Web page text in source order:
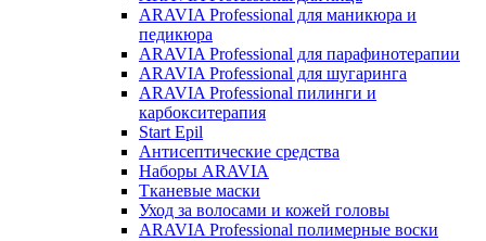
ARAVIA Professional для маникюра и
педикюра
ARAVIA Professional для парафинотерапии
ARAVIA Professional для шугаринга
ARAVIA Professional пилинги и
карбокситерапия
Start Epil
Антисептические средства
Наборы ARAVIA
Тканевые маски
Уход за волосами и кожей головы
ARAVIA Professional полимерные воски